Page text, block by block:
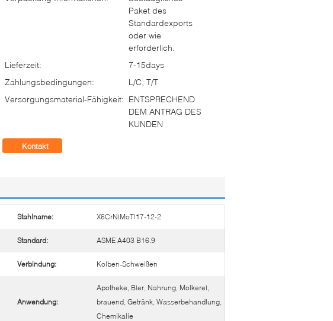
Paket des
Standardexports
oder wie
erforderlich.
Lieferzeit:
7-15days
Zahlungsbedingungen:
L/C, T/T
Versorgungsmaterial-Fähigkeit: ENTSPRECHEND
DEM ANTRAG DES
KUNDEN
Kontakt
Stahlname: X6CrNiMoTi17-12-2
Standard: ASME A403 B16.9
Verbindung: Kolben-Schweißen
Anwendung:
Apotheke, Bier, Nahrung, Molkerei,
brauend, Getränk, Wasserbehandlung,
Chemikalie